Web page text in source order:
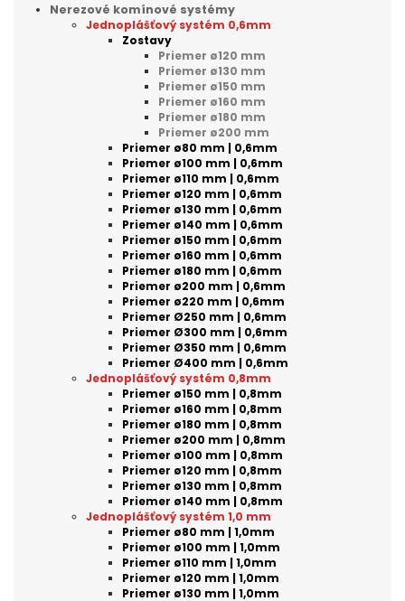
Nerezové komínové systémy
Jednoplášťový systém 0,6mm
Zostavy
Priemer ø120 mm
Priemer ø130 mm
Priemer ø150 mm
Priemer ø160 mm
Priemer ø180 mm
Priemer ø200 mm
Priemer ø80 mm | 0,6mm
Priemer ø100 mm | 0,6mm
Priemer ø110 mm | 0,6mm
Priemer ø120 mm | 0,6mm
Priemer ø130 mm | 0,6mm
Priemer ø140 mm | 0,6mm
Priemer ø150 mm | 0,6mm
Priemer ø160 mm | 0,6mm
Priemer ø180 mm | 0,6mm
Priemer ø200 mm | 0,6mm
Priemer ø220 mm | 0,6mm
Priemer Ø250 mm | 0,6mm
Priemer Ø300 mm | 0,6mm
Priemer Ø350 mm | 0,6mm
Priemer Ø400 mm | 0,6mm
Jednoplášťový systém 0,8mm
Priemer ø150 mm | 0,8mm
Priemer ø160 mm | 0,8mm
Priemer ø180 mm | 0,8mm
Priemer ø200 mm | 0,8mm
Priemer ø100 mm | 0,8mm
Priemer ø120 mm | 0,8mm
Priemer ø130 mm | 0,8mm
Priemer ø140 mm | 0,8mm
Jednoplášťový systém 1,0 mm
Priemer ø80 mm | 1,0mm
Priemer ø100 mm | 1,0mm
Priemer ø110 mm | 1,0mm
Priemer ø120 mm | 1,0mm
Priemer ø130 mm | 1,0mm